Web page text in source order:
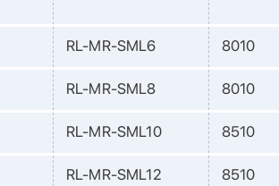
RL-MR-SML6 8010
RL-MR-SML8 8010
RL-MR-SML10 8510
RL-MR-SML12 8510